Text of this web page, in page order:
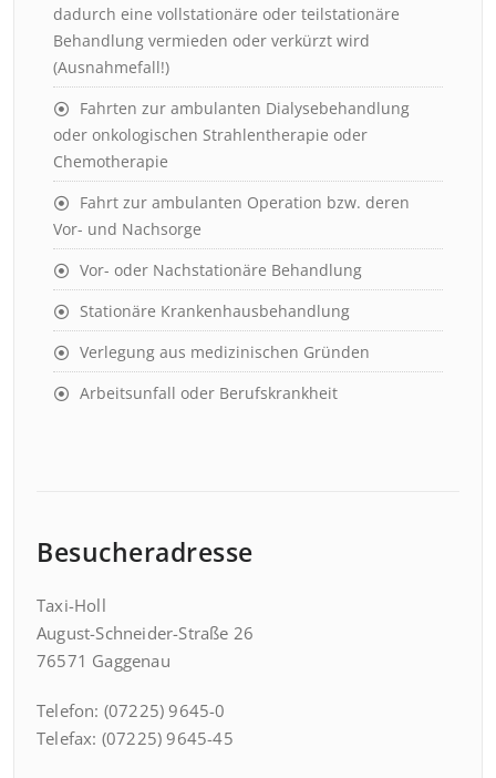
dadurch eine vollstationäre oder teilstationäre
Behandlung vermieden oder verkürzt wird
(Ausnahmefall!)
Fahrten zur ambulanten Dialysebehandlung
oder onkologischen Strahlentherapie oder
Chemotherapie
Fahrt zur ambulanten Operation bzw. deren
Vor- und Nachsorge
Vor- oder Nachstationäre Behandlung
Stationäre Krankenhausbehandlung
Verlegung aus medizinischen Gründen
Arbeitsunfall oder Berufskrankheit
Besucheradresse
Taxi-Holl
August-Schneider-Straße 26
76571 Gaggenau
Telefon: (07225) 9645-0
Telefax: (07225) 9645-45